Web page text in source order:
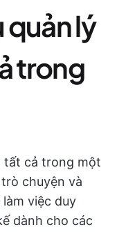
quản lý
trong
tất cả trong một
chuyện và
việc duy
dành cho các